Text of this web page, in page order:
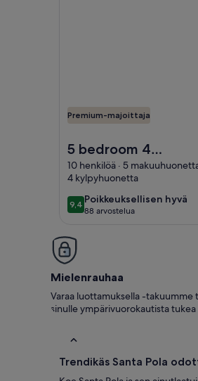
Premium-majoittaja
5 bedroom 4
bathroom villa with
private pool
10MX4M and bar in
Gran Alacant.
10 henkilöä · 5
4 kylpyhuonetta
9,49,4 kautta 10
Poikkeuksellisen hyvä
poikkeuksellisen
hyvä
88 arvostelua
(88
Mielenrauhaa
Varaa luottamuksella -takuumme
sinulle ympärivuorokautista tukea
Trendikäs Santa Pola